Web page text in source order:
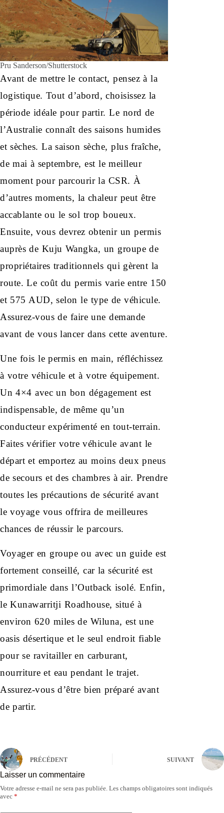
Pru Sanderson/Shutterstock
Avant de mettre le contact, pensez à la
logistique. Tout d’abord, choisissez la
période idéale pour partir. Le nord de
l’Australie connaît des saisons humides
et sèches. La saison sèche, plus fraîche,
de mai à septembre, est le meilleur
moment pour parcourir la CSR. À
d’autres moments, la chaleur peut être
accablante ou le sol trop boueux.
Ensuite, vous devrez obtenir un permis
auprès de Kuju Wangka, un groupe de
propriétaires traditionnels qui gèrent la
route. Le coût du permis varie entre 150
et 575 AUD, selon le type de véhicule.
Assurez-vous de faire une demande
avant de vous lancer dans cette aventure.
Une fois le permis en main, réfléchissez
à votre véhicule et à votre équipement.
Un 4×4 avec un bon dégagement est
indispensable, de même qu’un
conducteur expérimenté en tout-terrain.
Faites vérifier votre véhicule avant le
départ et emportez au moins deux pneus
de secours et des chambres à air. Prendre
toutes les précautions de sécurité avant
le voyage vous offrira de meilleures
chances de réussir le parcours.
Voyager en groupe ou avec un guide est
fortement conseillé, car la sécurité est
primordiale dans l’Outback isolé. Enfin,
le Kunawarritji Roadhouse, situé à
environ 620 miles de Wiluna, est une
oasis désertique et le seul endroit fiable
pour se ravitailler en carburant,
nourriture et eau pendant le trajet.
Assurez-vous d’être bien préparé avant
de partir.
PRÉCÉDENT SUIVANT
Laisser un commentaire
Votre adresse e-mail ne sera pas publiée. Les champs obligatoires sont indiqués
avec *